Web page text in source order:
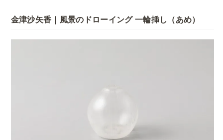
金津沙矢香｜風景のドローイング 一輪挿し（あめ）